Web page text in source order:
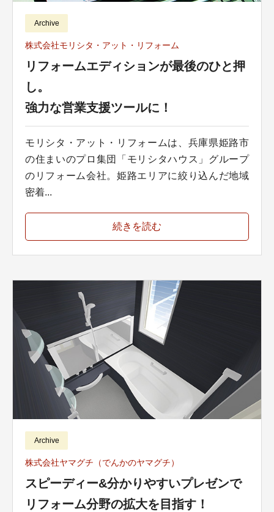
Archive
株式会社モリシタ・アット・リフォーム
リフォームエディションが最後のひと押
し。
強力な営業支援ツールに！
モリシタ・アット・リフォームは、兵庫県姫路市
の住まいのプロ集団「モリシタハウス」グループ
のリフォーム会社。姫路エリアに絞り込んだ地域
密着...
続きを読む
Archive
株式会社ヤマグチ（でんかのヤマグチ）
スピーディー&分かりやすいプレゼンで
リフォーム分野の拡大を目指す！